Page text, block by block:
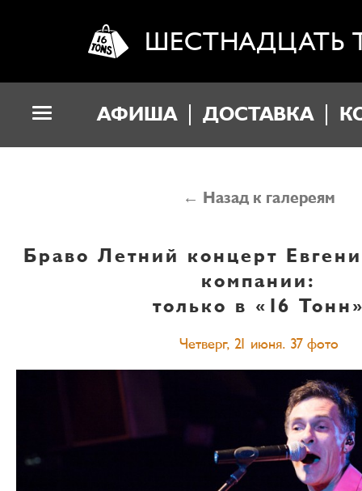
ШЕСТНАДЦАТЬ
АФИША ДОСТАВКА
← Назад к галереям
Браво Летний концерт
компании:
только в «16
Четверг, 21 июня. 37 фото